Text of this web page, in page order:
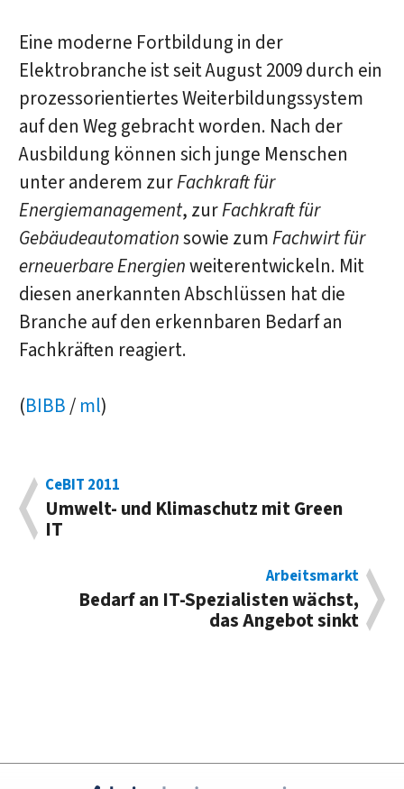
Eine moderne Fortbildung in der
Elektrobranche ist seit August 2009 durch ein
prozessorientiertes Weiterbildungssystem
auf den Weg gebracht worden. Nach der
Ausbildung können sich junge Menschen
unter anderem zurFachkraft für
Energiemanagement, zurFachkraft für
Gebäudeautomationsowie zumFachwirt für
erneuerbare Energienweiterentwickeln. Mit
diesen anerkannten Abschlüssen hat die
Branche auf den erkennbaren Bedarf an
Fachkräften reagiert.
(BIBB/ ml)
CeBIT 2011
Umwelt- und Klimaschutz mit Green
IT
Arbeitsmarkt
Bedarf an IT-Spezialisten wächst,
das Angebot sinkt